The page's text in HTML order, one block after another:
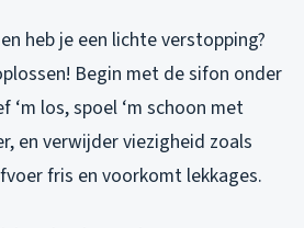
heb je een lichte verstopping?
Begin met de sifon onder
‘m los, spoel ‘m schoon met
en verwijder viezigheid zoals
fris en voorkomt lekkages.